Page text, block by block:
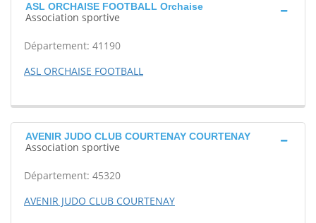
ASL ORCHAISE FOOTBALL Orchaise
Association sportive
Département: 41190
ASL ORCHAISE FOOTBALL
AVENIR JUDO CLUB COURTENAY COURTENAY
Association sportive
Département: 45320
AVENIR JUDO CLUB COURTENAY